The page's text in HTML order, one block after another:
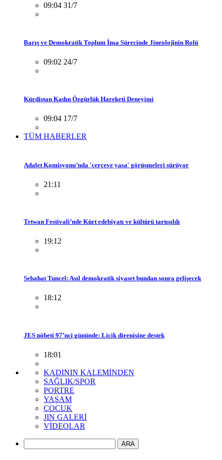
09:04 31/7
Barış ve Demokratik Toplum İnşa Sürecinde Jineolojînin Rolü
09:02 24/7
Kürdistan Kadın Özgürlük Hareketi Deneyimi
09:04 17/7
TÜM HABERLER
Adalet Komisyonu’nda 'çerçeve yasa' görüşmeleri sürüyor
21:11
Tetwan Festivali’nde Kürt edebiyatı ve kültürü tartışıldı
19:12
Sebahat Tuncel: Asıl demokratik siyaset bundan sonra gelişecek
18:12
JES nöbeti 97’nci gününde: Licik direnişine destek
18:01
KADININ KALEMİNDEN
SAĞLIK/SPOR
PORTRE
YAŞAM
ÇOCUK
JIN GALERİ
VİDEOLAR
ARA